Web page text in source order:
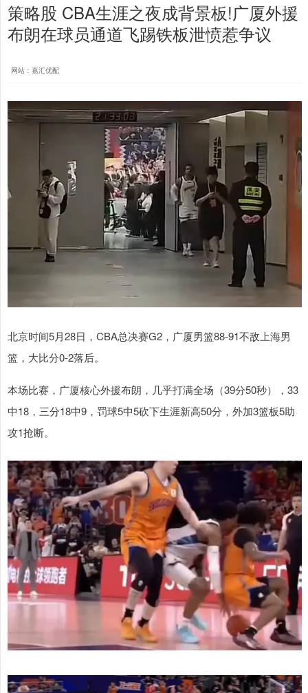
策略股 CBA生涯之夜成背景板!广厦外援
布朗在球员通道飞踢铁板泄愤惹争议
网站：嘉汇优配
北京时间5月28日，CBA总决赛G2，广厦男篮88-91不敌上海男
篮，大比分0-2落后。
本场比赛，广厦核心外援布朗，几乎打满全场（39分50秒），33
中18，三分18中9，罚球5中5砍下生涯新高50分，外加3篮板5助
攻1抢断。